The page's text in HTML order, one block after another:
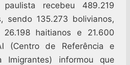
recebeu 489.219
sendo 135.273 bolivianos,
haitianos e 21.600
(Centro de Referência e
Imigrantes) informou que